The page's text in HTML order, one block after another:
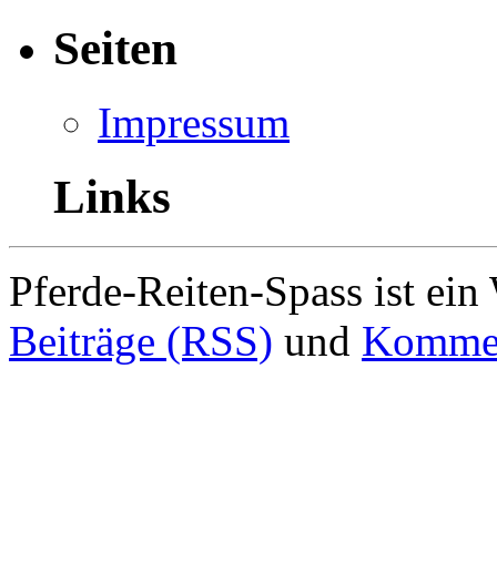
Seiten
Impressum
Links
Pferde-Reiten-Spass ist
Beiträge (RSS) und